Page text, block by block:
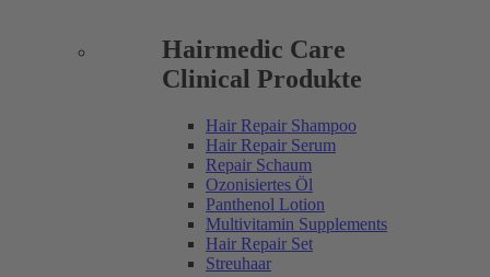
Hairmedic Care
Clinical Produkte
Hair Repair Shampoo
Hair Repair Serum
Repair Schaum
Ozonisiertes Öl
Panthenol Lotion
Multivitamin Supplements
Hair Repair Set
Streuhaar